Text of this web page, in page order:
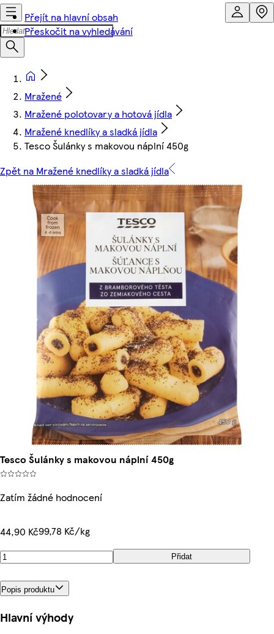
Přejít na hlavní obsah
Přeskočit na vyhledávání
Mražené
Mražené polotovary a hotová jídla
Mražené knedlíky a sladká jídla
Tesco Šulánky s makovou náplní 450g
Zpět na Mražené knedlíky a sladká jídla
Tesco Šulánky s makovou náplní 450g
Zatím žádné hodnocení
44,90 Kč99,78 Kč/kg
Přidat
Popis produktu
Hlavní výhody